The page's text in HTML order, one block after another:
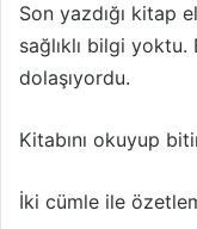
Son yazdığı kitap
sağlıklı bilgi
dolaşıyordu.
Kitabını okuyup
İki cümle ile